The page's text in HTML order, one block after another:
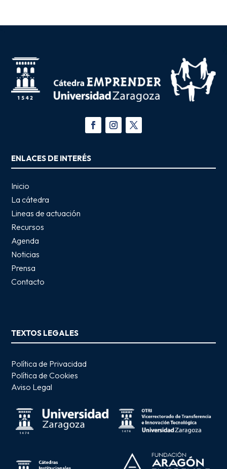
ENLACES DE INTERÉS
Inicio
La cátedra
Lineas de actuación
Recursos
Agenda
Noticias
Prensa
Contacto
TEXTOS LEGALES
Política de Privacidad
Política de Cookies
Aviso Legal